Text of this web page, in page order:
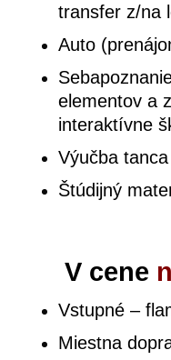
transfer z/na
Auto
elementov a
interaktívne
Výučba tanca
Štúdijný
V cene
Vstupné –
Miestna